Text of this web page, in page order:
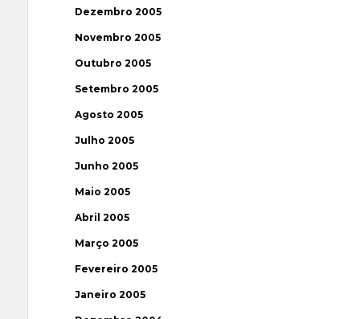
Dezembro 2005
Novembro 2005
Outubro 2005
Setembro 2005
Agosto 2005
Julho 2005
Junho 2005
Maio 2005
Abril 2005
Março 2005
Fevereiro 2005
Janeiro 2005